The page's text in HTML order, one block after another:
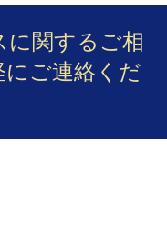
関するご相
にご連絡くだ